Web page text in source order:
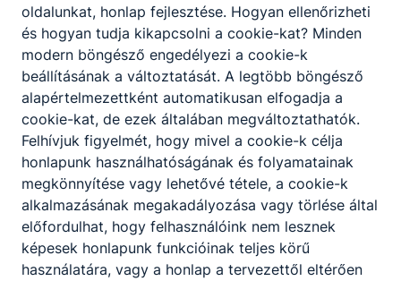
Partnereink
oldalunkat, honlap fejlesztése. Hogyan ellenőrizheti
és hogyan tudja kikapcsolni a cookie-kat? Minden
modern böngésző engedélyezi a cookie-k
beállításának a változtatását. A legtöbb böngésző
alapértelmezettként automatikusan elfogadja a
cookie-kat, de ezek általában megváltoztathatók.
Felhívjuk figyelmét, hogy mivel a cookie-k célja
honlapunk használhatóságának és folyamatainak
megkönnyítése vagy lehetővé tétele, a cookie-k
alkalmazásának megakadályozása vagy törlése által
előfordulhat, hogy felhasználóink nem lesznek
képesek honlapunk funkcióinak teljes körű
használatára, vagy a honlap a tervezettől eltérően